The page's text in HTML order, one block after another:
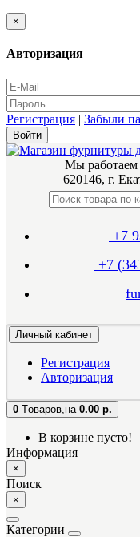
×
Авторизация
Регистрация | Забыли
Мы работаем
620146, г.
+7
+7
Личный кабинет
Регистрация
Авторизация
0 Tоваров, на 0.00 р.
В корзине пусто!
Информация
×
Поиск
×
Категории